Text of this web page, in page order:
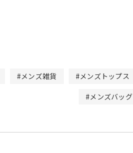
#メンズ雑貨 #メンズトップス
#メンズバッグ